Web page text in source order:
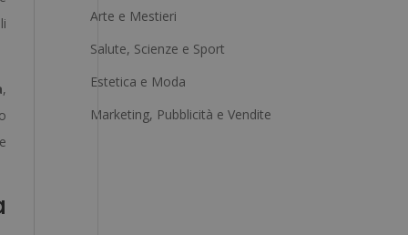
,
n
a
v
Arte e Mestieri
Salute, Scienze e Sport
Estetica e Moda
Marketing, Pubblicità e Vendite